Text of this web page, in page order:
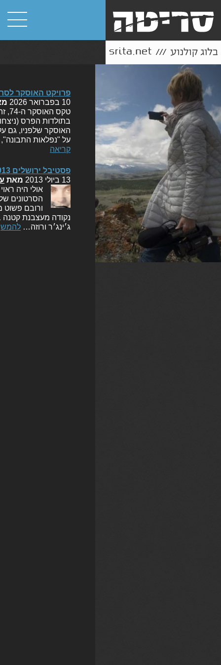
פרויקט האוסקר לסרט
10 בפברואר 2026
בתולדות הפרס
האוסקר שלפניו, גם
על "נפלאות
קריאה
פסטיבל ירושלים 2013: דיווח #8 (עופר)
13 ביולי 2013
מאת
אולי היה
הסרטונים
ורובם פשוט
נקודה מעצבנת קטנה
ג׳ינג׳ר ורוזה…